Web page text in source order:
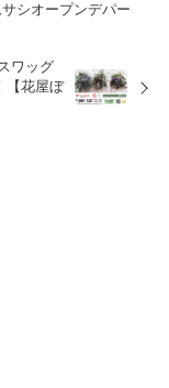
シオープンデパー
ワッグ
【花屋ぼ